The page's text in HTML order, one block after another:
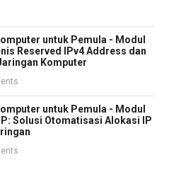
untuk Pemula - Modul
Reserved IPv4 Address dan
Komputer
untuk Pemula - Modul
Solusi Otomatisasi Alokasi IP